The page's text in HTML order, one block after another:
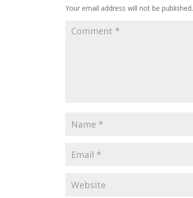
Your email address will not be published.